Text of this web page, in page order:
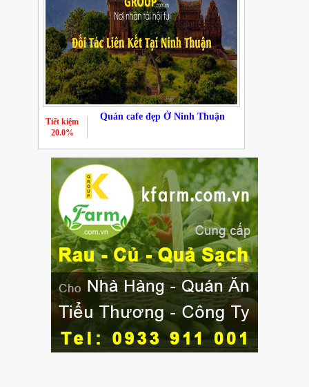
Quán cafe đẹp Ở Ninh Thuận
Tiết kiệm
20.0%